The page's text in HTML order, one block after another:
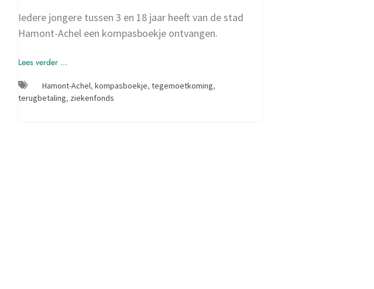
Iedere jongere tussen 3 en 18 jaar heeft van de stad
Hamont-Achel een kompasboekje ontvangen.
Lees verder ...
Hamont-Achel, kompasboekje, tegemoetkoming,
terugbetaling, ziekenfonds